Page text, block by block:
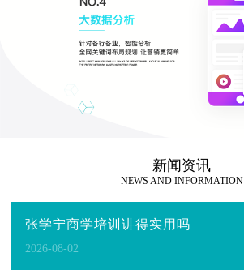
新闻资讯
NEWS AND INFORMATION
张学宁商学培训讲得实用吗
2026-08-02